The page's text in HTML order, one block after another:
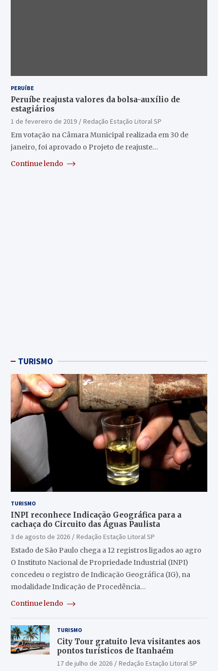
PERUÍBE
Peruíbe reajusta valores da bolsa-auxílio de
estagiários
1 de fevereiro de 2019
Redação Estação Litoral SP
Em votação na Câmara Municipal realizada em 30 de
janeiro, foi aprovado o Projeto de reajuste…
Continue lendo
TURISMO
TURISMO
INPI reconhece Indicação Geográfica para a
cachaça do Circuito das Águas Paulista
3 de agosto de 2026
Redação Estação Litoral SP
Estado de São Paulo chega a 12 registros ligados ao agro
O Instituto Nacional de Propriedade Industrial (INPI)
concedeu o registro de Indicação Geográfica (IG), na
modalidade Indicação de Procedência…
Continue lendo
TURISMO
City Tour gratuito leva visitantes aos
pontos turísticos de Itanhaém
17 de julho de 2026 Redação Estação Litoral SP